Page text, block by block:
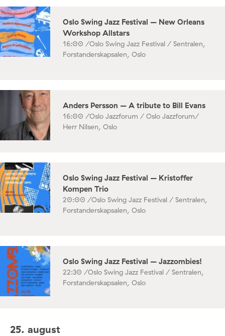
Oslo Swing Jazz Festival – New Orleans
Workshop Allstars
16:00 /Oslo Swing Jazz Festival / Sentralen,
Forstanderskapsalen, Oslo
Anders Persson – A tribute to Bill Evans
16:00 /Oslo Jazzforum / Oslo Jazzforum/
Herr Nilsen, Oslo
Oslo Swing Jazz Festival – Kristoffer
Kompen Trio
20:00 /Oslo Swing Jazz Festival / Sentralen,
Forstanderskapsalen, Oslo
Oslo Swing Jazz Festival – Jazzombies!
22:30 /Oslo Swing Jazz Festival / Sentralen,
Forstanderskapsalen, Oslo
25. august